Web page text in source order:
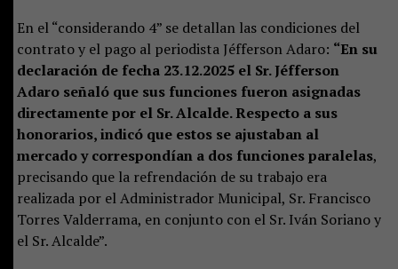
En el “considerando 4” se detallan las condiciones del
contrato y el pago al periodista Jéfferson Adaro: “En su
declaración de fecha 23.12.2025 el Sr. Jéfferson
Adaro señaló que sus funciones fueron asignadas
directamente por el Sr. Alcalde. Respecto a sus
honorarios, indicó que estos se ajustaban al
mercado y correspondían a dos funciones paralelas,
precisando que la refrendación de su trabajo era
realizada por el Administrador Municipal, Sr. Francisco
Torres Valderrama, en conjunto con el Sr. Iván Soriano y
el Sr. Alcalde”.